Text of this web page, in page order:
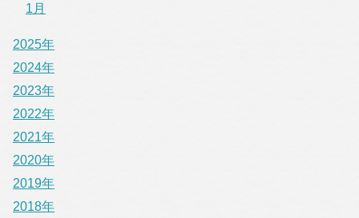
1月
2025年
2024年
2023年
2022年
2021年
2020年
2019年
2018年